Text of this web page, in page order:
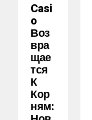
Casi
O
Воз
Вра
Щае
Тся
К
Кор
Ням: